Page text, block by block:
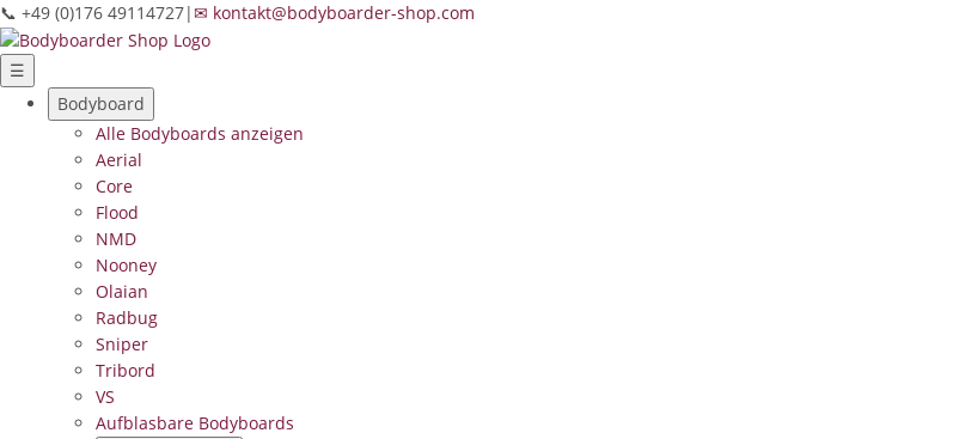
📞 +49 (0)176 49114727| ✉ kontakt@bodyboarder-shop.com
☰
Bodyboard
Alle Bodyboards anzeigen
Aerial
Core
Flood
NMD
Nooney
Olaian
Radbug
Sniper
Tribord
VS
Aufblasbare Bodyboards